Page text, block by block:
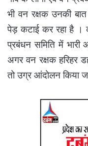
भी वन रक्षक उनकी
पेड़ कटाई कर रहा है ।
प्रबंधन समिति में
अगर वन रक्षक हरिहर
तो उग्र आंदोलन किया